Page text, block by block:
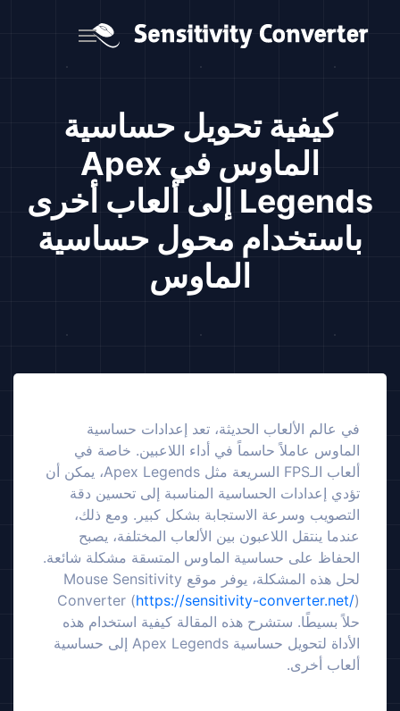
كيفية تحويل حساسية
الماوس في Apex
Legends إلى ألعاب أخرى
باستخدام محول حساسية
الماوس
في عالم الألعاب الحديثة، تعد إعدادات حساسية
الماوس عاملاً حاسماً في أداء اللاعبين. خاصة في
ألعاب الـFPS السريعة مثل Apex Legends، يمكن أن
تؤدي إعدادات الحساسية المناسبة إلى تحسين دقة
التصويب وسرعة الاستجابة بشكل كبير. ومع ذلك،
عندما ينتقل اللاعبون بين الألعاب المختلفة، يصبح
الحفاظ على حساسية الماوس المتسقة مشكلة شائعة.
لحل هذه المشكلة، يوفر موقع Mouse Sensitivity
Converter (https://sensitivity-converter.net/
حلاً بسيطًا. ستشرح هذه المقالة كيفية استخدام هذه
الأداة لتحويل حساسية Apex Legends إلى حساسية
ألعاب أخرى.